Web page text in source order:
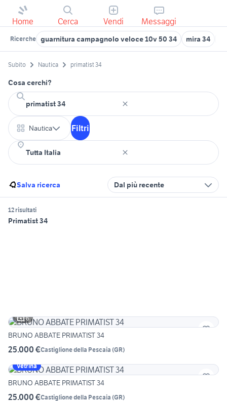
Home Cerca Vendi Messaggi
Ricerche guarnitura campagnolo veloce 10v 50 34 mira 34
Subito Nautica primatist 34
Cosa cerchi?
Nautica Filtri
Salva ricerca Dal più recente
12 risultati
Primatist 34
6
BRUNO ABBATE PRIMATIST 34
25.000 €Castiglione della Pescaia (GR)
Vetrina
BRUNO ABBATE PRIMATIST 34
25.000 €Castiglione della Pescaia (GR)